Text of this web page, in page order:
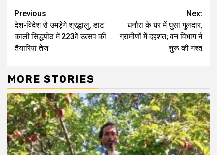
Continue
Reading
Previous
देश-विदेश से उमड़ेंगे श्रद्धालु, डाट
काली सिद्धपीठ में 223वें उत्सव की
तैयारियां तेज
Next
धनौरा के घर में घुसा गुलदार,
ग्रामीणों में दहशत; वन विभाग ने
शुरू की गश्त
MORE STORIES